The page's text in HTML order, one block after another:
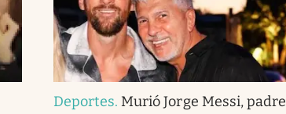
Deportes. Murió Jorge Messi, padre